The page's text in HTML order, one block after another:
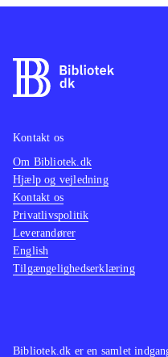
Bibliotek.dk er en samlet
Kontakt os
Om Bibliotek.dk
Hjælp og vejledning
Kontakt os
Privatlivspolitik
Leverandører
English
Tilgængelighedserklæring